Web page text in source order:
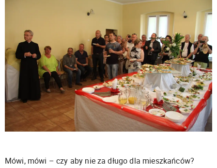
Mówi, mówi – czy aby nie za długo dla mieszkańców?